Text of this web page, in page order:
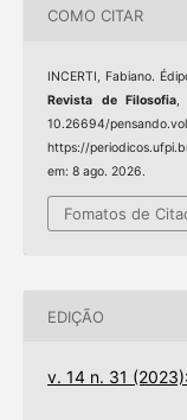
COMO CITAR
INCERTI, Fabiano.
Revista de Filosofia,
10.26694/
https://
em: 8 ago. 2026.
Fomatos de
EDIÇÃO
v. 14 n. 31